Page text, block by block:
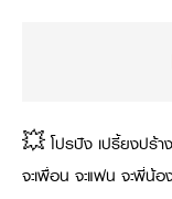
💥 โปรปัง เปรี้ยงปร้
จะเพื่อน จะแฟน จะพี่น้อ